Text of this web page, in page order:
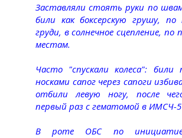
Заставляли стоять руки по
били как боксерскую грушу, по
груди, в солнечное сцепление, по
местам.
Часто "спускали колеса": били
носками сапог через сапоги
отбили левую ногу, после
первый раз с гематомой в ИМСЧ-
В роте ОБС по